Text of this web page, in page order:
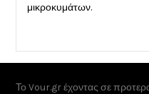
μικροκυμάτων.
Το Vour.gr έχοντας σε